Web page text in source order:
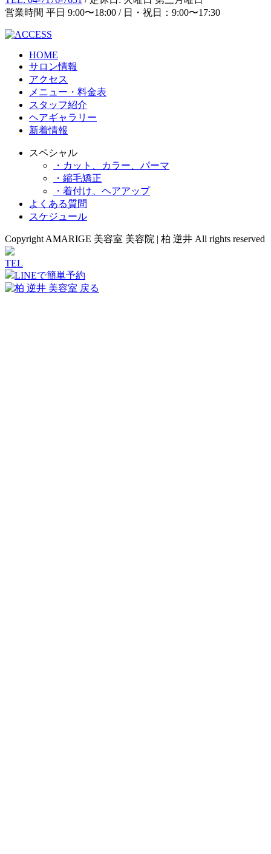
営業時間 平日 9:00〜18:00 / 日・祝日：9:00〜17:30
HOME
サロン情報
アクセス
メニュー・料金表
スタッフ紹介
ヘアギャラリー
新着情報
スペシャル
・カット、カラー、パーマ
・縮毛矯正
・着付け、ヘアアップ
よくある質問
スケジュール
Copyright AMARIGE 美容室 美容院 | 柏 逆井 All rights reserved
TEL
LINEで簡単予約